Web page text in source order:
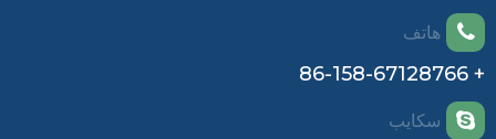
هاتف
+ 86-158-67128766
سكايب